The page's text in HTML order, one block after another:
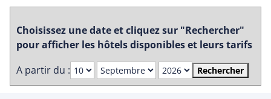
Choisissez une date et cliquez sur "Rechercher"
pour afficher les hôtels disponibles et leurs tarifs
A partir du :
Rechercher